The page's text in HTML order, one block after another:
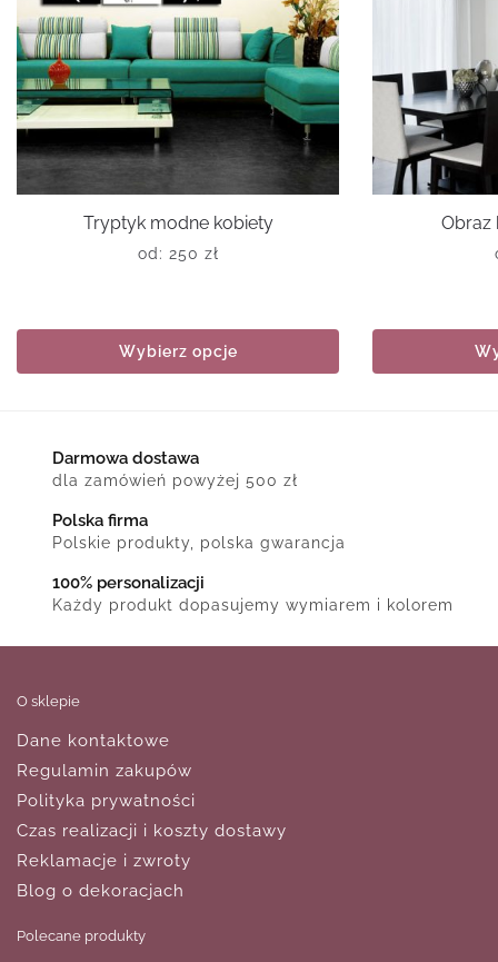
Tryptyk modne kobiety
od: 250 zł
Wybierz opcje
Obraz
Darmowa dostawa
dla zamówień powyżej 500 zł
Polska firma
Polskie produkty, polska gwarancja
100% personalizacji
Każdy produkt dopasujemy wymiarem i kolorem
O sklepie
Dane kontaktowe
Regulamin zakupów
Polityka prywatności
Czas realizacji i koszty dostawy
Reklamacje i zwroty
Blog o dekoracjach
Polecane produkty